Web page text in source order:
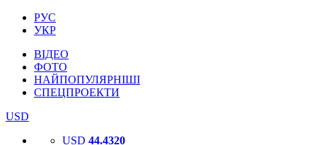
РУС
УКР
ВІДЕО
ФОТО
НАЙПОПУЛЯРНІШІ
СПЕЦПРОЕКТИ
USD
USD 44.4320